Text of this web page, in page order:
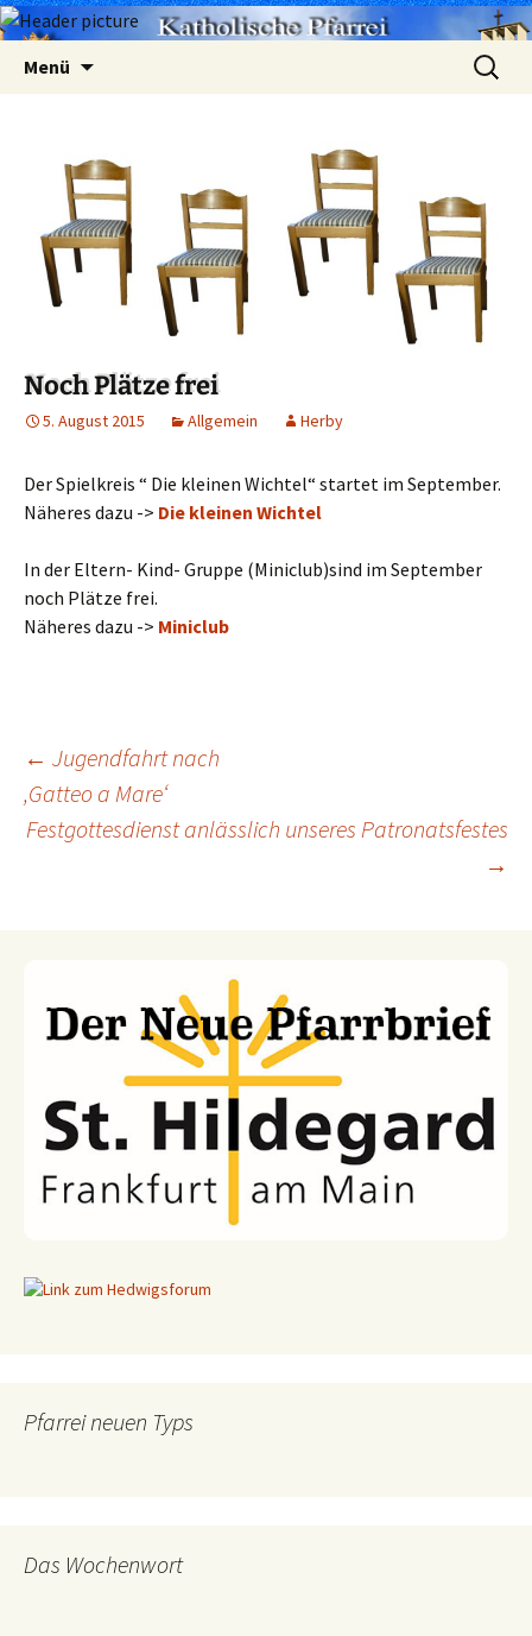
Menü
Suchen
nach:
Noch Plätze frei
5. August 2015 Allgemein Herby
Der Spielkreis “ Die kleinen Wichtel“ startet im September.
Näheres dazu -> Die kleinen Wichtel
In der Eltern- Kind- Gruppe (Miniclub)sind im September
noch Plätze frei.
Näheres dazu -> Miniclub
Beitragsnavigation
← Jugendfahrt nach
‚Gatteo a Mare‘
Festgottesdienst anlässlich unseres Patronatsfestes
→
Pfarrei neuen Typs
Das Wochenwort